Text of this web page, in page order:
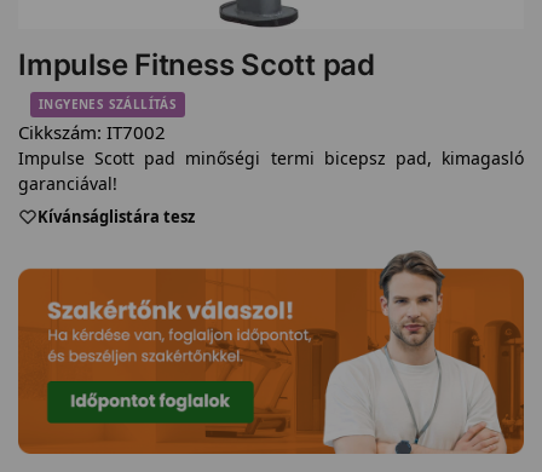
Impulse Fitness Scott pad
INGYENES SZÁLLÍTÁS
Cikkszám: IT7002
Impulse Scott pad minőségi termi bicepsz pad, kimagasló
garanciával!
Kívánságlistára tesz